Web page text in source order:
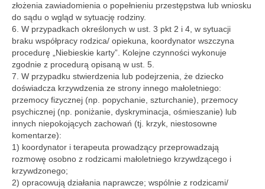
złożenia zawiadomienia o popełnieniu przestępstwa lub wniosku
do sądu o wgląd w sytuację rodziny.
6. W przypadkach określonych w ust. 3 pkt 2 i 4, w sytuacji
braku współpracy rodzica/ opiekuna, koordynator wszczyna
procedurę „Niebieskie karty”. Kolejne czynności wykonuje
zgodnie z procedurą opisaną w ust. 5.
7. W przypadku stwierdzenia lub podejrzenia, że dziecko
doświadcza krzywdzenia ze strony innego małoletniego:
przemocy fizycznej (np. popychanie, szturchanie), przemocy
psychicznej (np. poniżanie, dyskryminacja, ośmieszanie) lub
innych niepokojących zachowań (tj. krzyk, niestosowne
komentarze):
1) koordynator i terapeuta prowadzący przeprowadzają
rozmowę osobno z rodzicami małoletniego krzywdzącego i
krzywdzonego;
2) opracowują działania naprawcze; wspólnie z rodzicami/